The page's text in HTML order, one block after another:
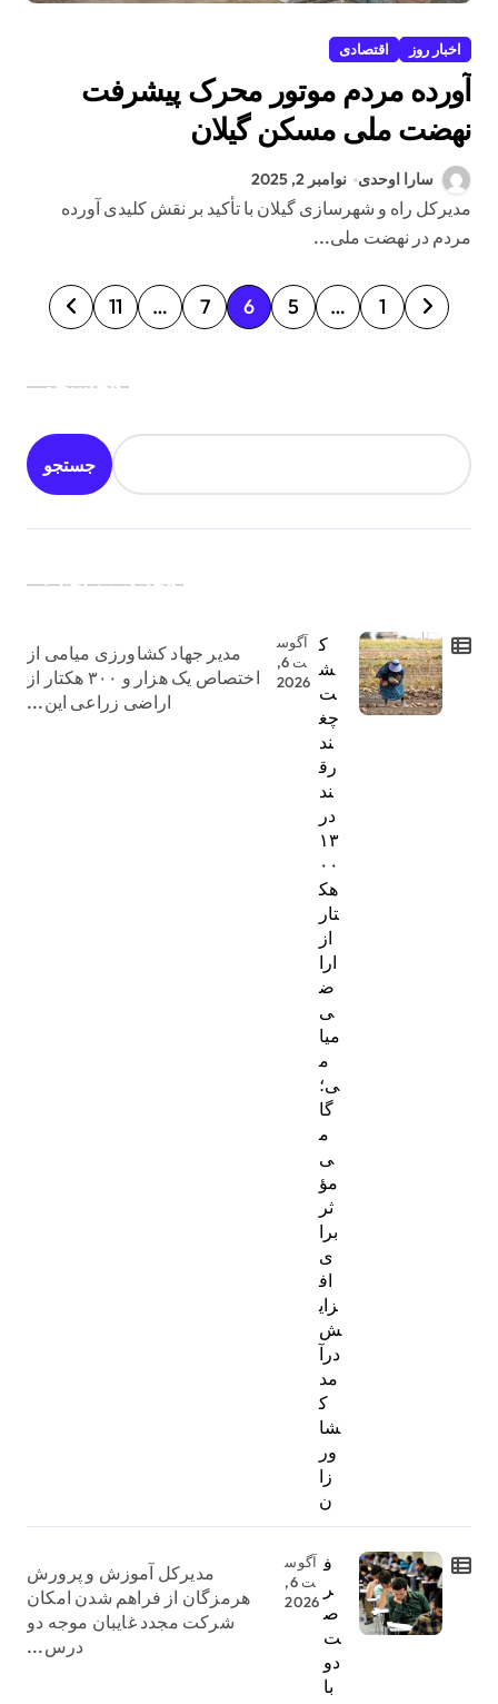
اخبار روز اقتصادی
آورده مردم موتور محرک پیشرفت
نهضت ملی مسکن گیلان
سارا اوحدی نوامبر 2, 2025
مدیرکل راه و شهرسازی گیلان با تأکید بر نقش کلیدی آورده
مردم در نهضت ملی...
ص
ف
ب
ن
د
و
ش
ت
1
…
5
6
7
…
11
جستجو
جستجو
جدیدترین اخبار:
ک
ش
ت
چغ
ند
رق
ند
در
۱۳
۰۰
هک
تار
از
ارا
ض
ی
میا
م
ی؛
گا
م
ی
مؤ
ثر
برا
ی
اف
زای
ش
درآ
مد
ک
شا
ور
زا
ن
آگوس
ت 6,
2026
مدیر جهاد کشاورزی میامی از
اختصاص یک هزار و ۳۰۰ هکتار از
اراضی زراعی این...
ف
ر
ص
ت
دو
با
آگوس
ت 6,
2026
مدیرکل آموزش و پرورش
هرمزگان از فراهم شدن امکان
شرکت مجدد غایبان موجه دو
درس...